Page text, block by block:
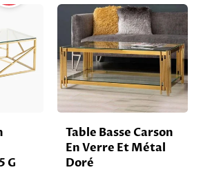
G
Table Basse Carson
En Verre Et Métal
Doré